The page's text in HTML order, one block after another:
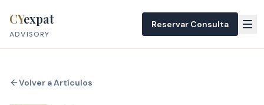
CYexpat
ADVISORY
Reservar Consulta
Volver a Artículos